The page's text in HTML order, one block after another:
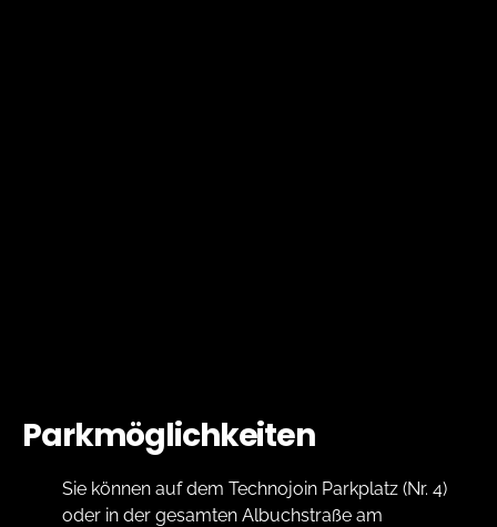
Parkmöglichkeiten
Sie können auf dem Technojoin Parkplatz (Nr. 4)
oder in der gesamten Albuchstraße am